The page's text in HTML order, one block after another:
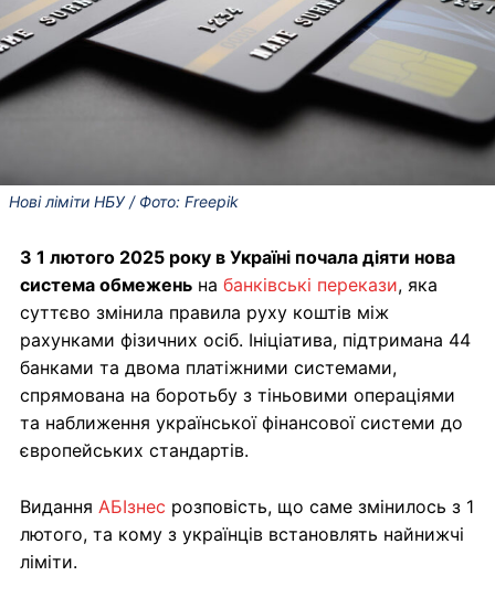
Нові ліміти НБУ / Фото: Freepik
З 1 лютого 2025 року в Україні почала діяти нова
система обмежень на банківські перекази, яка
суттєво змінила правила руху коштів між
рахунками фізичних осіб. Ініціатива, підтримана 44
банками та двома платіжними системами,
спрямована на боротьбу з тіньовими операціями
та наближення української фінансової системи до
європейських стандартів.
Видання АБІзнес розповість, що саме змінилось з 1
лютого, та кому з українців встановлять найнижчі
ліміти.